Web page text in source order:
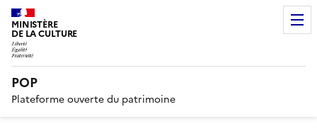
MINISTÈRE
DE LA CULTURE
POP
Plateforme ouverte du patrimoine